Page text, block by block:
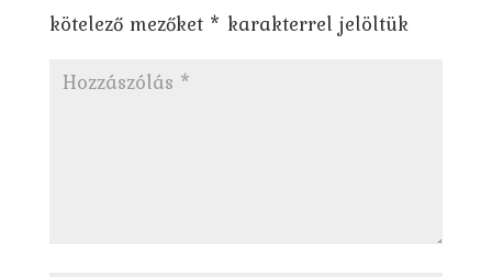
kötelező mezőket * karakterrel jelöltük